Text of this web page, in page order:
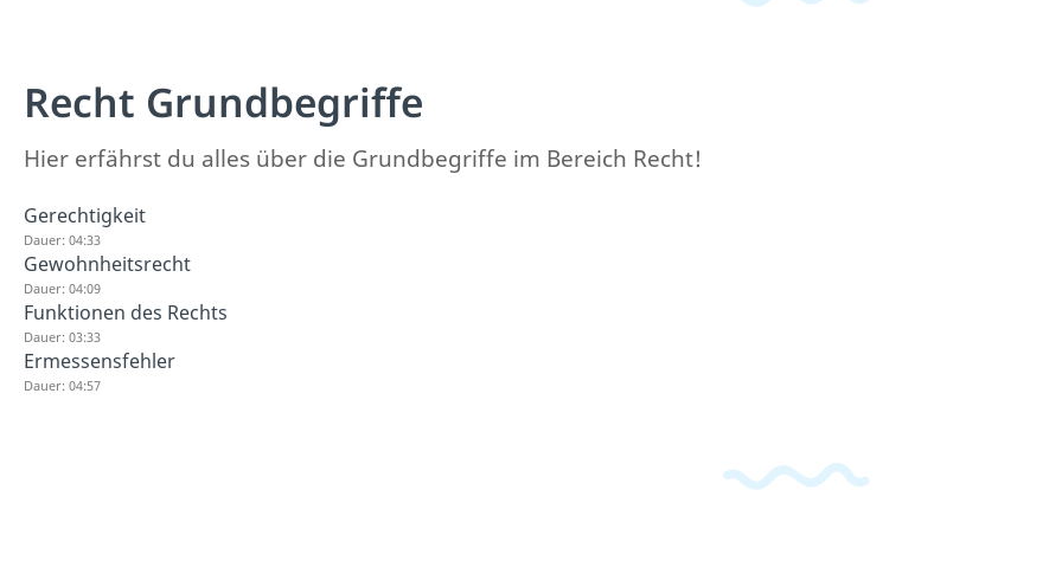
Recht Grundbegriffe
Hier erfährst du alles über die Grundbegriffe im Bereich Recht!
Gerechtigkeit
Dauer: 04:33
Gewohnheitsrecht
Dauer: 04:09
Funktionen des Rechts
Dauer: 03:33
Ermessensfehler
Dauer: 04:57